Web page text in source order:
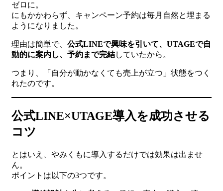
ゼロに。
にもかかわらず、キャンペーン予約は毎月自然と埋まる
ようになりました。
理由は簡単で、 公式LINEで興味を引いて、UTAGEで自
動的に案内し、予約まで完結していたから。
つまり、「自分が動かなくても売上が立つ」状態をつく
れたのです。
公式LINE×UTAGE導入を成功させる
コツ
とはいえ、やみくもに導入するだけでは効果は出ませ
ん。
ポイントは以下の3つです。